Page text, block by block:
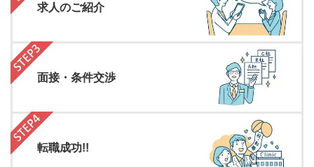
求人のご紹介
面接・条件交渉
転職成功!!